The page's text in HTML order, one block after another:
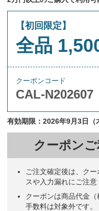
【初回限定】
全品
クーポンコード
CAL-N202607
有効期限：2026年9月3日（
クーポン
ご注文確定後は、ク
スや入力漏れにご注意
クーポンは商品代金
手数料は対象外です。